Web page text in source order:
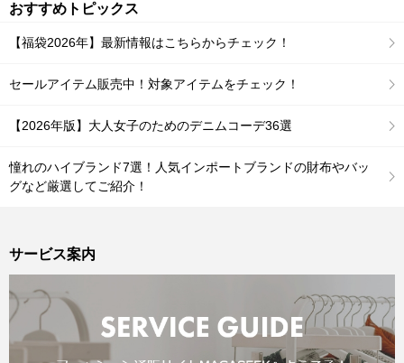
おすすめトピックス
【福袋2026年】最新情報はこちらからチェック！
セールアイテム販売中！対象アイテムをチェック！
【2026年版】大人女子のためのデニムコーデ36選
憧れのハイブランド7選！人気インポートブランドの財布やバッ
グなど厳選してご紹介！
サービス案内